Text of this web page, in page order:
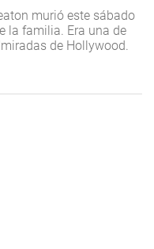
murió este sábado
la familia. Era una de
de Hollywood.